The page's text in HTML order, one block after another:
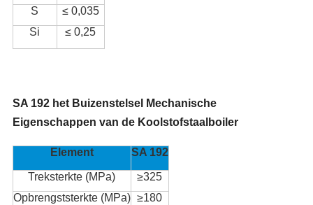
S
≤ 0,035
Si
≤ 0,25
SA 192 het Buizenstelsel Mechanische
Eigenschappen van de Koolstofstaalboiler
Element SA 192
Treksterkte (MPa)
≥325
Opbrengststerkte (MPa) ≥180